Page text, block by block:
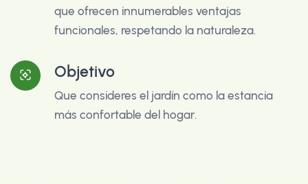
que ofrecen innumerables ventajas
funcionales, respetando la naturaleza.
Objetivo
Que consideres el jardín como la estancia
más confortable del hogar.